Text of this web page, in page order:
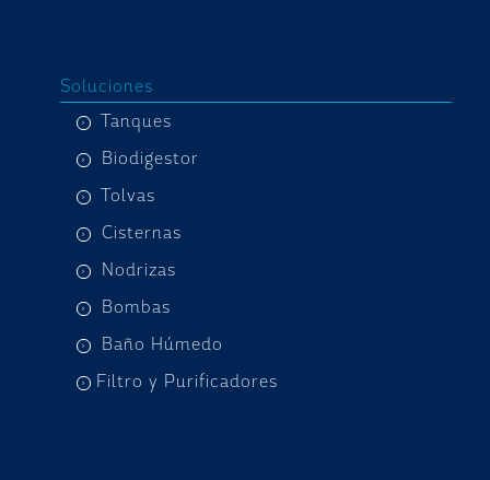
Soluciones
Tanques
Biodigestor
Tolvas
Cisternas
Nodrizas
Bombas
Baño Húmedo
Filtro y Purificadores